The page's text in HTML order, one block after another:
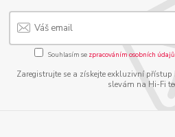
Souhlasím se zpracováním osobních údajů
Zaregistrujte se a získejte exkluzivní
slevám na Hi-Fi